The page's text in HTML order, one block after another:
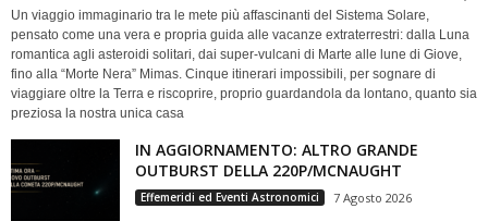
Un viaggio immaginario tra le mete più affascinanti del Sistema Solare,
pensato come una vera e propria guida alle vacanze extraterrestri: dalla Luna
romantica agli asteroidi solitari, dai super-vulcani di Marte alle lune di Giove,
fino alla “Morte Nera” Mimas. Cinque itinerari impossibili, per sognare di
viaggiare oltre la Terra e riscoprire, proprio guardandola da lontano, quanto sia
preziosa la nostra unica casa
IN AGGIORNAMENTO: ALTRO GRANDE
OUTBURST DELLA 220P/MCNAUGHT
Effemeridi ed Eventi Astronomici 7 Agosto 2026